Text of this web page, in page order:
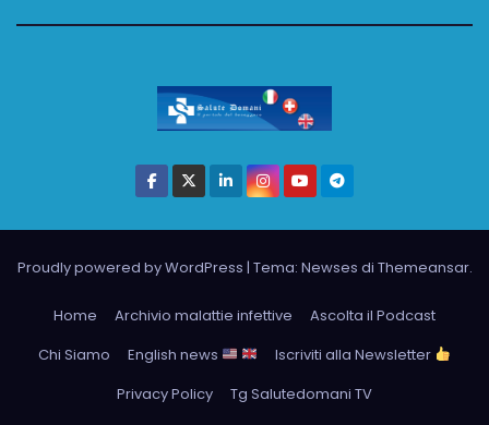
Proudly powered by WordPress | Tema: Newses di Themeansar.
Home Archivio malattie infettive
Ascolta il Podcast
Chi Siamo
English news
Iscriviti alla Newsletter
Privacy Policy
Tg Salutedomani TV